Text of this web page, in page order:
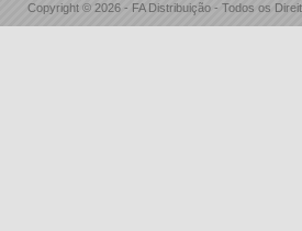
Copyright © 2026 - FA Distribuição - Todos os